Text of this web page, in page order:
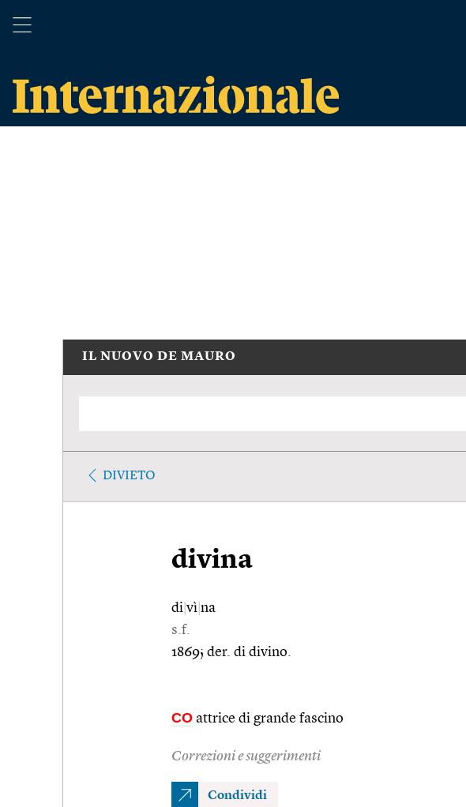
IL NUOVO DE MAURO
DIVIETO
divina
di vì na
s.f.
1869; der. di divino.
CO attrice di grande fascino
Correzioni e suggerimenti
Condividi